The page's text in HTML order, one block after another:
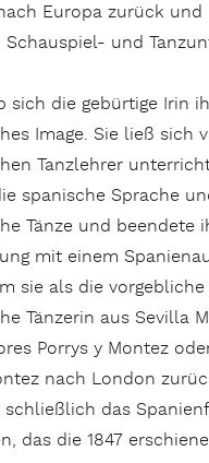
Europa zurück und
Schauspiel- und
sich die gebürtige Irin
Image. Sie ließ sich
Tanzlehrer
spanische Sprache
Tänze und beendete
mit einem
sie als die vorgebliche
Tänzerin aus Sevilla
Porrys y Montez
nach London
schließlich das
das die 1847